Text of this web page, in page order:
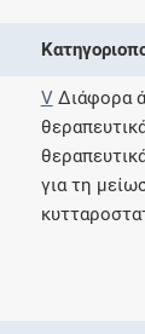
νόσους,
VΔιάφορα
για τη